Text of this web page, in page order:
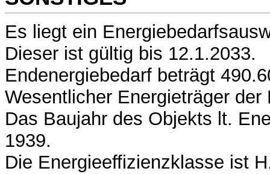
Es liegt ein
Dieser ist gültig bis 12.1.2033.
Endenergiebedarf beträgt
Wesentlicher Energieträger
Das Baujahr des Objekts lt.
1939.
Die Energieeffizienzklasse ist